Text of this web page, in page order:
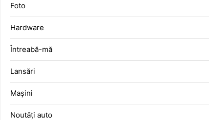
Foto
Hardware
Întreabă-mă
Lansări
Mașini
Noutăți auto